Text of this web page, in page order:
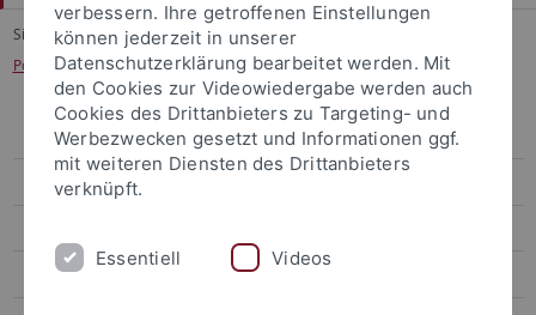
Sie sind hier: Startseite
...
Postdoctoral Research Fellowships in Intercultural Studies
Early Career Rescue Fellowship
Postdoctoral Research Fellowships in Intercultural Studies
Teach@Tübingen
verbessern. Ihre getroffenen Einstellungen
können jederzeit in unserer
Datenschutzerklärung bearbeitet werden. Mit
den Cookies zur Videowiedergabe werden auch
Cookies des Drittanbieters zu Targeting- und
Werbezwecken gesetzt und Informationen ggf.
mit weiteren Diensten des Drittanbieters
verknüpft.
Essentiell Videos